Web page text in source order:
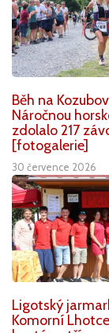
Běh na
Náročnou
zdolalo 217
[fotogalerie]
30 července 2026
Ligotský
Komorní